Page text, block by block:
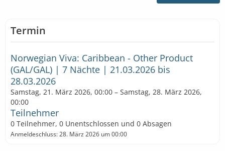
Termin
Norwegian Viva: Caribbean - Other Product
(GAL/GAL) | 7 Nächte | 21.03.2026 bis
28.03.2026
Samstag, 21. März 2026, 00:00 – Samstag, 28. März 2026,
00:00
Teilnehmer
0 Teilnehmer, 0 Unentschlossen und 0 Absagen
Anmeldeschluss: 28. März 2026 um 00:00